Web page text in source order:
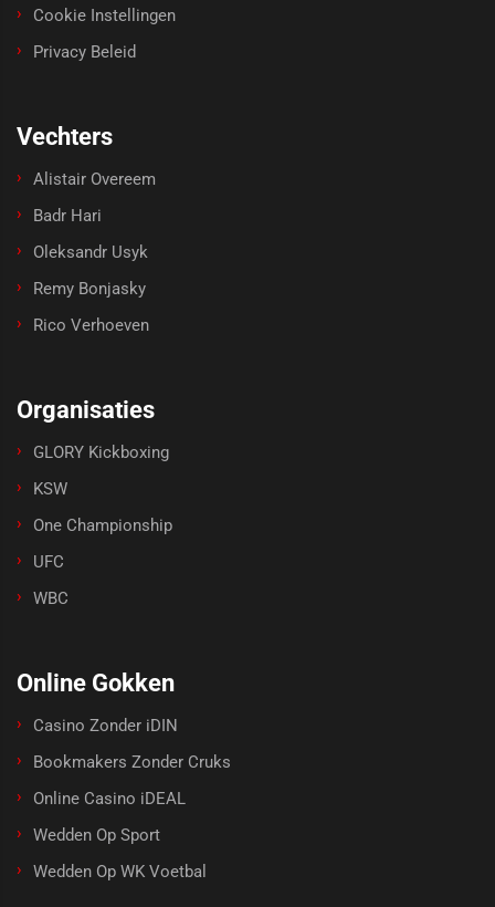
Cookie Instellingen
Privacy Beleid
Vechters
Alistair Overeem
Badr Hari
Oleksandr Usyk
Remy Bonjasky
Rico Verhoeven
Organisaties
GLORY Kickboxing
KSW
One Championship
UFC
WBC
Online Gokken
Casino Zonder iDIN
Bookmakers Zonder Cruks
Online Casino iDEAL
Wedden Op Sport
Wedden Op WK Voetbal